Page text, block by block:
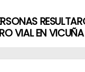
VIAL EN